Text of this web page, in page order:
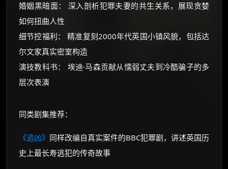
婚姻黑暗面： 深入剖析犯罪夫妻的共生关系，展现贪婪
如何扭曲人性
细节控福利： 精准复刻2000年代英国小镇风貌，包括达
尔文家真实密室构造
演技教科书： 埃迪·马森贡献从懦弱丈夫到冷酷骗子的多
层次表演
同类剧集推荐：
《追凶》 同样改编自真实案件的BBC犯罪剧，讲述英国历
史上最长寿逃犯的传奇故事